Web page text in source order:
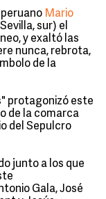
Mario
sur) el
y exaltó las
nunca, rebrota,
de la
protagonizó este
de la comarca
del Sepulcro
junto a los que
Gala, José